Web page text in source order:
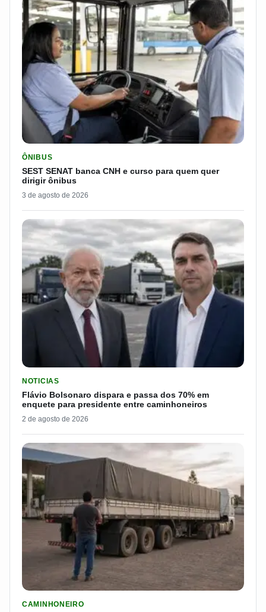
ÔNIBUS
SEST SENAT banca CNH e curso para quem quer
dirigir ônibus
3 de agosto de 2026
NOTICIAS
Flávio Bolsonaro dispara e passa dos 70% em
enquete para presidente entre caminhoneiros
2 de agosto de 2026
CAMINHONEIRO